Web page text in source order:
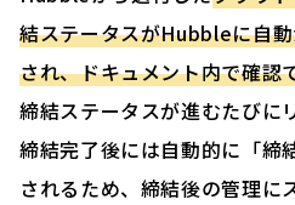
結ステータスがHubbleに自
され、ドキュメント内で確認
締結ステータスが進むたびに
締結完了後には自動的に「締
されるため、締結後の管理に